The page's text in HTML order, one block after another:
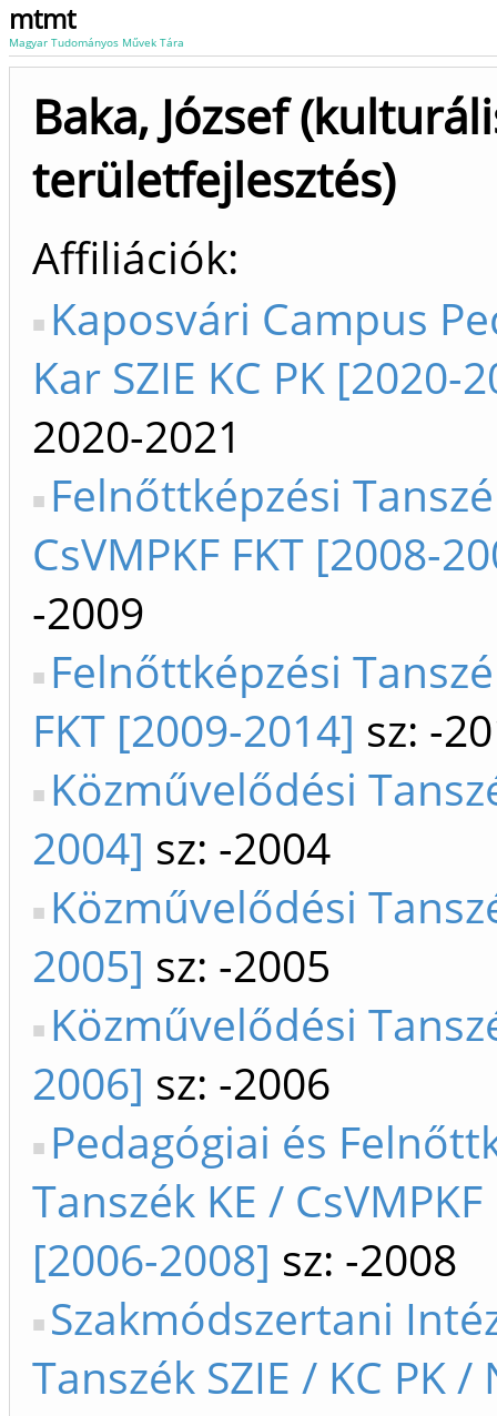
mtmt
Magyar Tudományos Művek Tára
Baka, József
területfejlesztés)
Affiliációk
Kaposvári Campus
Kar SZIE KC PK [2020-
2020-2021
Felnőttképzési
CsVMPKF FKT [2008-
-2009
Felnőttképzési
FKT [2009-2014] sz: -
Közművelődési
2004] sz: -2004
Közművelődési
2005] sz: -2005
Közművelődési
2006] sz: -2006
Pedagógiai és
Tanszék KE / CsVMPKF
[2006-2008] sz: -2008
Szakmódszertani
Tanszék SZIE / KC PK /